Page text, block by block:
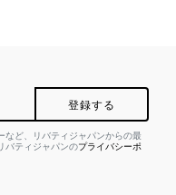
登録する
など、リバティジャパンからの最
バティジャパンのプライバシーポ